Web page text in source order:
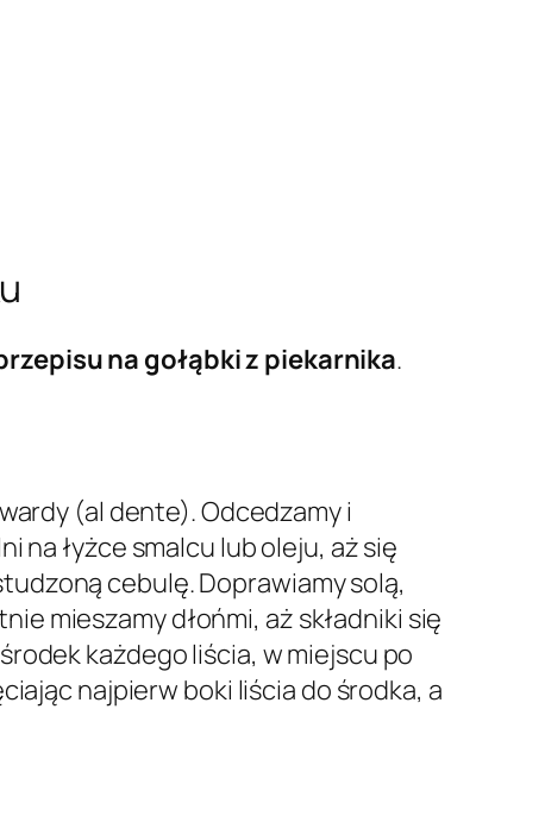
na gołąbki z piekarnika.
(al dente). Odcedzamy i
na łyżce smalcu lub oleju, aż się
cebulę. Doprawiamy solą,
mieszamy dłońmi, aż składniki się
każdego liścia, w miejscu po
najpierw boki liścia do środka, a